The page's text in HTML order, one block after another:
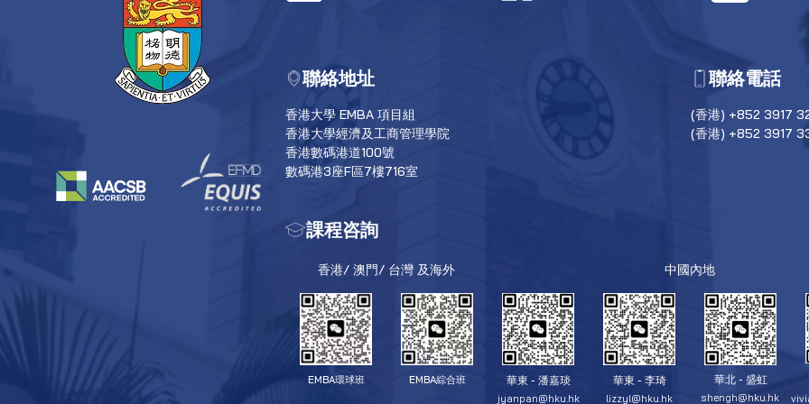
聯絡地址
香港大學 EMBA 項目組
香港大學經濟及工商管理學院
香港數碼港道100號
數碼港3座F區7樓716室
聯絡電話
(香港) +852 3917
(香港) +852 3917
課程咨詢
香港/ 澳門/ 台灣 及海外
EMBA環球班 EMBA綜合班
中國內地
華東 - 潘嘉琰
jyanpan@hku.hk
華東 - 李琦
lizzyl@hku.hk
華北 - 盛虹
shengh@hku.hk